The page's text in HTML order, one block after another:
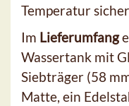
Temperatur
Im Lieferumfang
Wassertank mit
Siebträger (58
Matte, ein